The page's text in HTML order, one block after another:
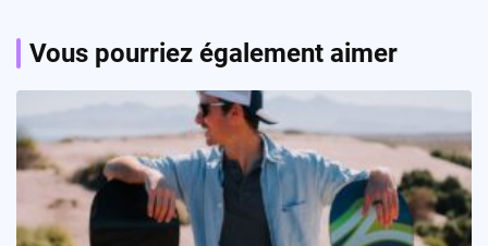
Vous pourriez également aimer